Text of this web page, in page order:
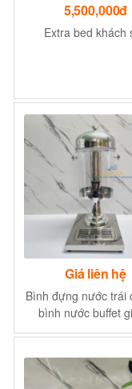
5,500,000đ
Extra bed khách
Giá liên hệ
Bình đựng nước trái
bình nước buffet